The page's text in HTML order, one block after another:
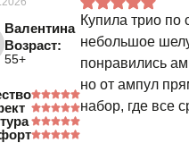
Валентина
Возраст:
55+
Купила трио по
небольшое
понравились
но от ампул
набор, где все